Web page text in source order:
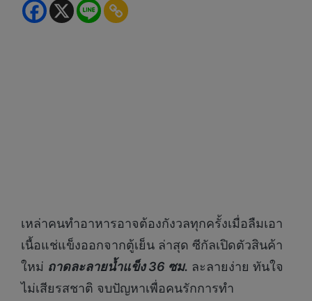
เหล่าคนทำอาหารอาจต้องกังวลทุกครั้งเมื่อลืมเอา
เนื้อแช่แข็งออกจากตู้เย็น ล่าสุด ซีกัลเปิดตัวสินค้า
ใหม่ ถาดละลายน้ำแข็ง36 ซม. ละลายง่าย ทันใจ
ไม่เสียรสชาติ จบปัญหาเพื่อคนรักการทำ